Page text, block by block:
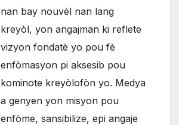
nan bay nouvèl nan lang
kreyòl, yon angajman ki reflete
vizyon fondatè yo pou fè
enfòmasyon pi aksesib pou
kominote kreyòlofòn yo. Medya
a genyen yon misyon pou
enfòme, sansibilize, epi angaje